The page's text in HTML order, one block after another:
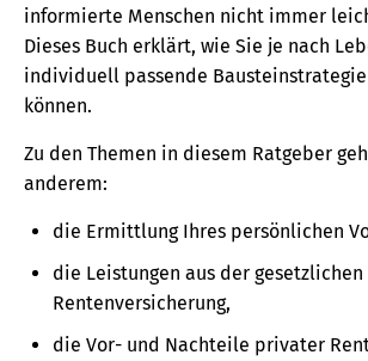
informierte Menschen nicht immer
Dieses Buch erklärt, wie Sie je nach
individuell passende
können.
Zu den Themen in diesem Ratgeber
anderem:
die Ermittlung Ihres persönlichen
die Leistungen aus der gesetzlichen
Rentenversicherung,
die Vor- und Nachteile privater